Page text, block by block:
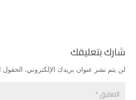
شارك بتعليقك
لن يتم نشر عنوان بريدك الإلكتروني. الحقول